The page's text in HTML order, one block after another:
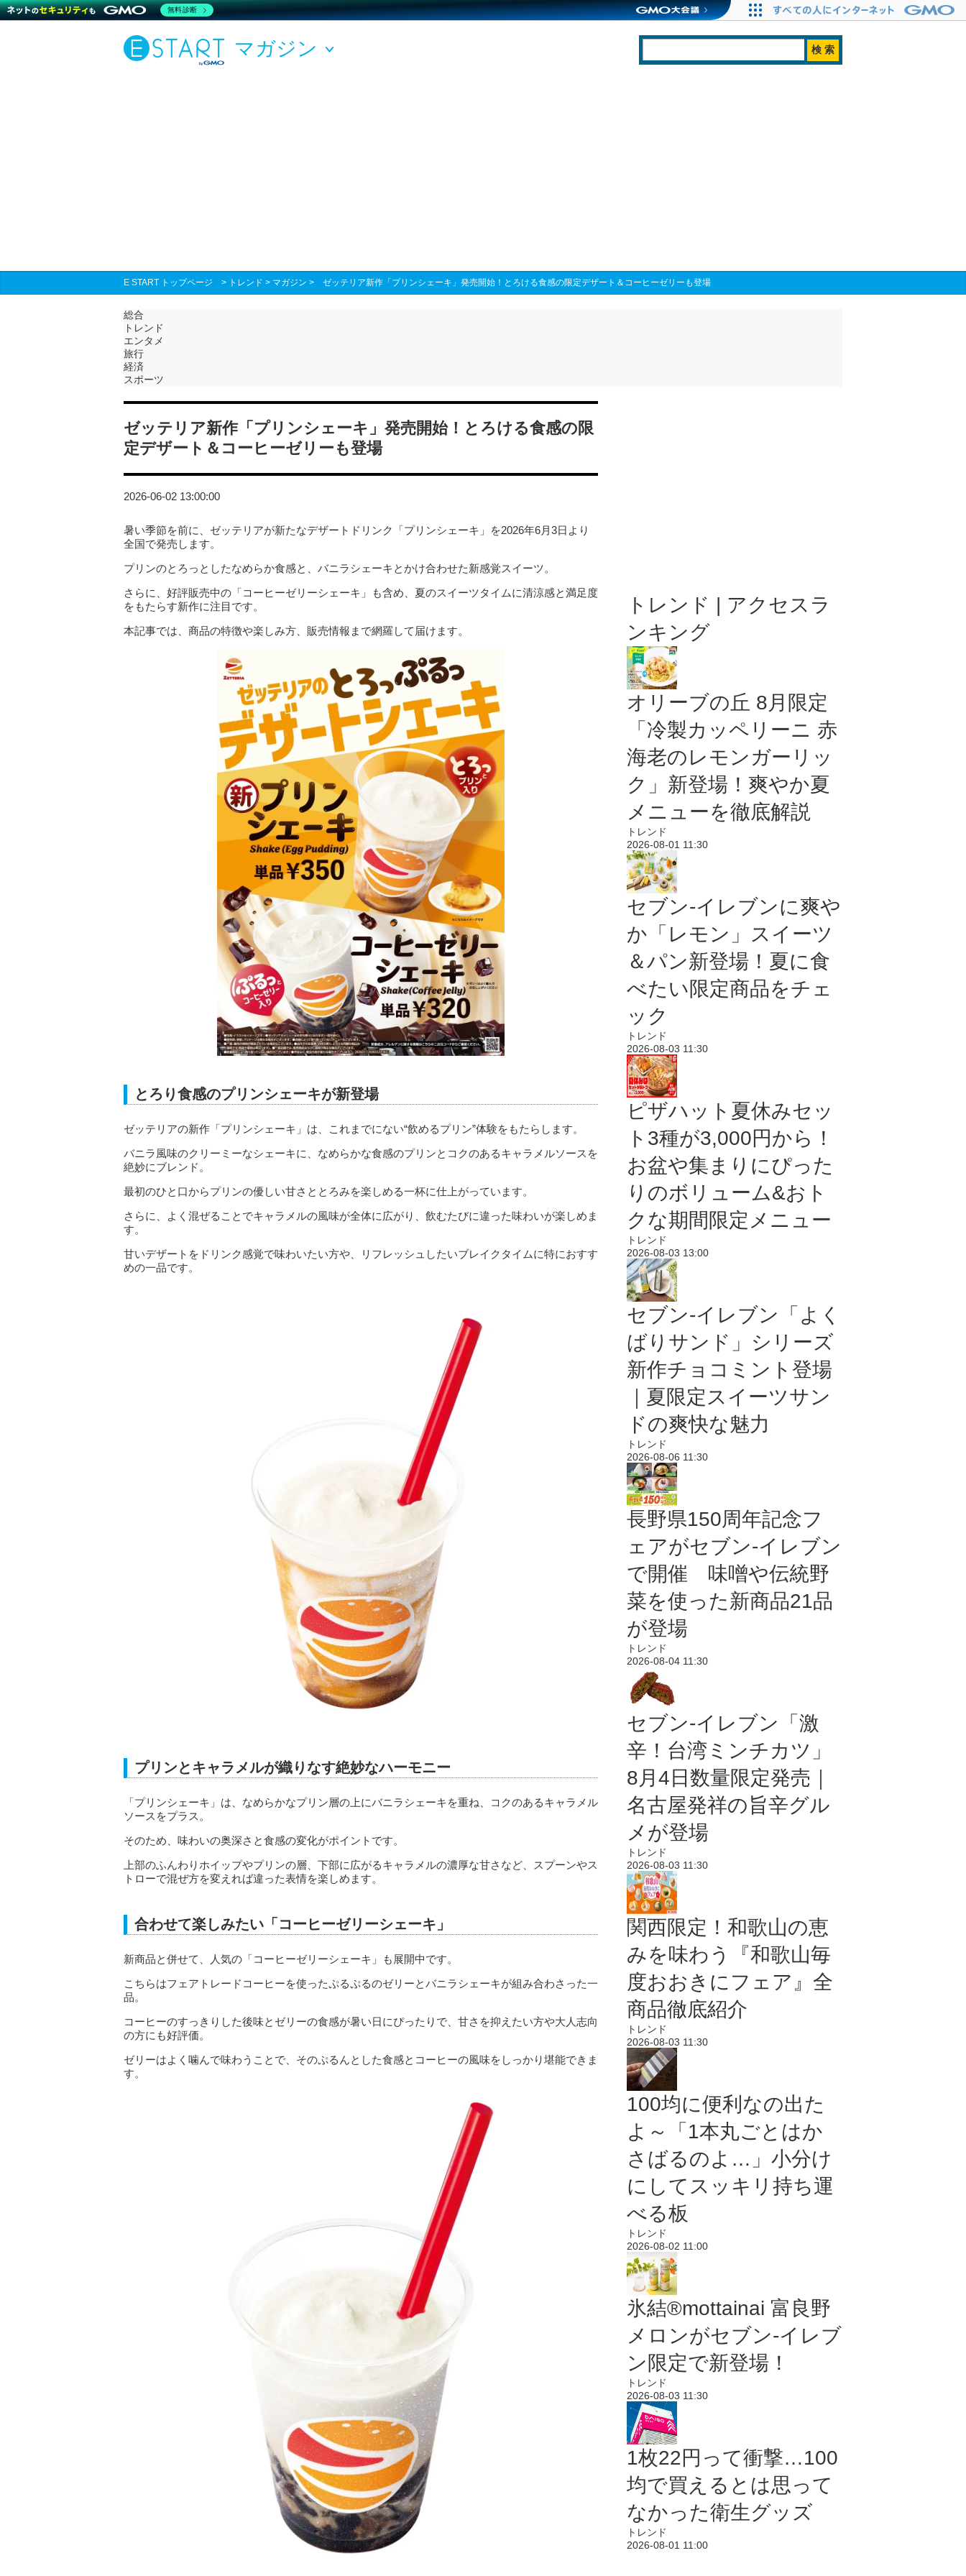
マガジン
E START トップページ > トレンド > マガジン > ゼッテリア新作「プリンシェーキ」発売開始！とろける食感の限定デザート＆コーヒーゼリーも登場
総合
トレンド
エンタメ
旅行
経済
スポーツ
ゼッテリア新作「プリンシェーキ」発売開始！とろける食感の限
定デザート＆コーヒーゼリーも登場
2026-06-02 13:00:00
暑い季節を前に、ゼッテリアが新たなデザートドリンク「プリンシェーキ」を2026年6月3日より
全国で発売します。
プリンのとろっとしたなめらか食感と、バニラシェーキとかけ合わせた新感覚スイーツ。
さらに、好評販売中の「コーヒーゼリーシェーキ」も含め、夏のスイーツタイムに清涼感と満足度
をもたらす新作に注目です。
本記事では、商品の特徴や楽しみ方、販売情報まで網羅して届けます。
とろり食感のプリンシェーキが新登場
ゼッテリアの新作「プリンシェーキ」は、これまでにない“飲めるプリン”体験をもたらします。
バニラ風味のクリーミーなシェーキに、なめらかな食感のプリンとコクのあるキャラメルソースを
絶妙にブレンド。
最初のひと口からプリンの優しい甘さととろみを楽しめる一杯に仕上がっています。
さらに、よく混ぜることでキャラメルの風味が全体に広がり、飲むたびに違った味わいが楽しめま
す。
甘いデザートをドリンク感覚で味わいたい方や、リフレッシュしたいブレイクタイムに特におすす
めの一品です。
プリンとキャラメルが織りなす絶妙なハーモニー
「プリンシェーキ」は、なめらかなプリン層の上にバニラシェーキを重ね、コクのあるキャラメル
ソースをプラス。
そのため、味わいの奥深さと食感の変化がポイントです。
上部のふんわりホイップやプリンの層、下部に広がるキャラメルの濃厚な甘さなど、スプーンやス
トローで混ぜ方を変えれば違った表情を楽しめます。
合わせて楽しみたい「コーヒーゼリーシェーキ」
新商品と併せて、人気の「コーヒーゼリーシェーキ」も展開中です。
こちらはフェアトレードコーヒーを使ったぷるぷるのゼリーとバニラシェーキが組み合わさった一
品。
コーヒーのすっきりした後味とゼリーの食感が暑い日にぴったりで、甘さを抑えたい方や大人志向
の方にも好評価。
ゼリーはよく噛んで味わうことで、そのぷるんとした食感とコーヒーの風味をしっかり堪能できま
す。
トレンド | アクセスラ
ンキング
オリーブの丘 8月限定
「冷製カッペリーニ 赤
海老のレモンガーリッ
ク」新登場！爽やか夏
メニューを徹底解説
トレンド
2026-08-01 11:30
セブン‐イレブンに爽や
か「レモン」スイーツ
＆パン新登場！夏に食
べたい限定商品をチェ
ック
トレンド
2026-08-03 11:30
ピザハット夏休みセッ
ト3種が3,000円から！
お盆や集まりにぴった
りのボリューム&おト
クな期間限定メニュー
トレンド
2026-08-03 13:00
セブン‐イレブン「よく
ばりサンド」シリーズ
新作チョコミント登場
｜夏限定スイーツサン
ドの爽快な魅力
トレンド
2026-08-06 11:30
長野県150周年記念フ
ェアがセブン-イレブン
で開催 味噌や伝統野
菜を使った新商品21品
が登場
トレンド
2026-08-04 11:30
セブン-イレブン「激
辛！台湾ミンチカツ」
8月4日数量限定発売｜
名古屋発祥の旨辛グル
メが登場
トレンド
2026-08-03 11:30
関西限定！和歌山の恵
みを味わう『和歌山毎
度おおきにフェア』全
商品徹底紹介
トレンド
2026-08-03 11:30
100均に便利なの出た
よ～「1本丸ごとはか
さばるのよ…」小分け
にしてスッキリ持ち運
べる板
トレンド
2026-08-02 11:00
氷結®mottainai 富良野
メロンがセブン‐イレブ
ン限定で新登場！
トレンド
2026-08-03 11:30
1枚22円って衝撃…100
均で買えるとは思って
なかった衛生グッズ
トレンド
2026-08-01 11:00
無料診断